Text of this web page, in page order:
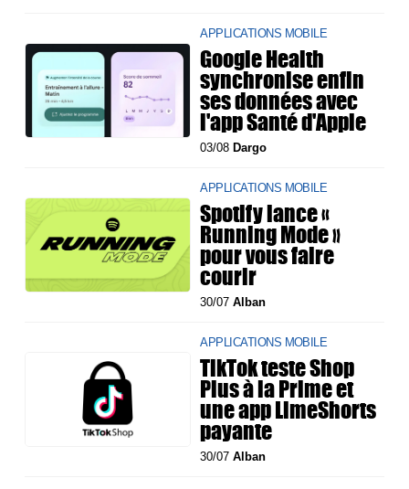
APPLICATIONS MOBILE
Google Health
synchronise enfin
ses données avec
l'app Santé d'Apple
03/08 Dargo
APPLICATIONS MOBILE
Spotify lance «
Running Mode »
pour vous faire
courir
30/07Alban
APPLICATIONS MOBILE
TikTok teste Shop
Plus à la Prime et
une app LimeShorts
payante
30/07Alban